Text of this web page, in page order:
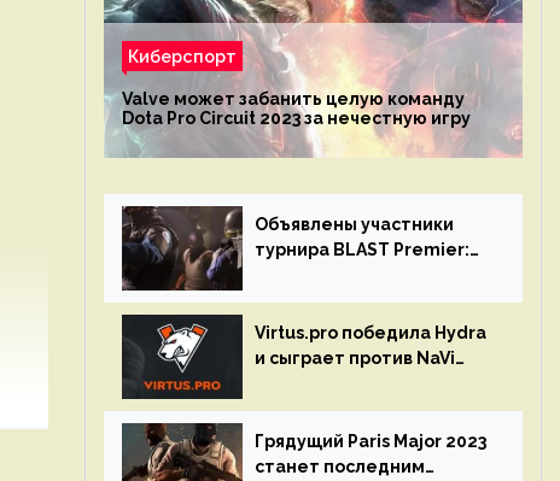
Киберспорт
Valve может забанить целую команду
Dota Pro Circuit 2023 за нечестную игру
Объявлены участники
турнира BLAST Premier:
Virtus.pro победила Hydra
и сыграет против NaVi
Circuit
Грядущий Paris Major 2023
станет последним